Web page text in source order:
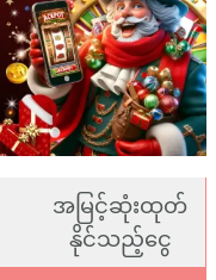
အမြင့်ဆုံးထုတ်
နိုင်သည့်ငွေ